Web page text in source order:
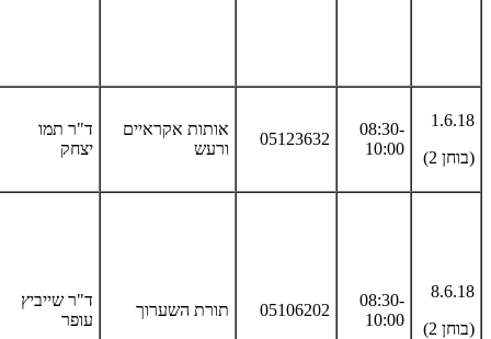
1.6.18
(בוחן 2)
08:30-
10:00
05123632
אותות אקראיים
ורעש
ד"ר תמו
יצחק
8.6.18
(בוחן 2)
08:30-
10:00
05106202 תורת השערוך
ד"ר שייביץ
עופר